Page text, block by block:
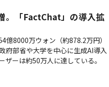
。「FactChat」の導入拡
8000万ウォン（約878.2万円）
府部省や大学を中心に生成AI導入
ーは約50万人に達している。